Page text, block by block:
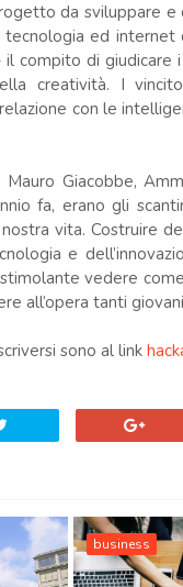
da sviluppare
ed internet
compito di giudicare
creatività. I
con le
Mauro Giacobbe,
fa, erano gli
vita. Costruire
e
vedere
all’opera tanti
sono al link
business